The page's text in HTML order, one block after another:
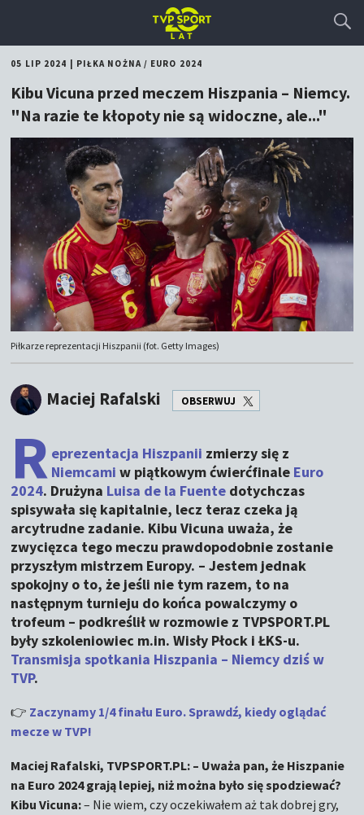
05 LIP 2024 PIŁKA NOŻNA/ EURO 2024
Kibu Vicuna przed meczem Hiszpania – Niemcy.
"Na razie te kłopoty nie są widoczne, ale..."
Piłkarze reprezentacji Hiszpanii (fot. Getty Images)
Maciej Rafalski OBSERWUJ
R eprezentacja Hiszpanii zmierzy się z
Niemcami w piątkowym ćwierćfinale Euro
2024. Drużyna Luisa de la Fuente dotychczas
spisywała się kapitalnie, lecz teraz czeka ją
arcytrudne zadanie. Kibu Vicuna uważa, że
zwycięzca tego meczu prawdopodobnie zostanie
przyszłym mistrzem Europy. – Jestem jednak
spokojny o to, że jeśli nie tym razem, to na
następnym turnieju do końca powalczymy o
trofeum – podkreślił w rozmowie z TVPSPORT.PL
były szkoleniowiec m.in. Wisły Płock i ŁKS-u.
Transmisja spotkania Hiszpania – Niemcy dziś w
TVP.
👉 Zaczynamy 1/4 finału Euro. Sprawdź, kiedy oglądać
mecze w TVP!
Maciej Rafalski, TVPSPORT.PL: – Uważa pan, że Hiszpanie
na Euro 2024 grają lepiej, niż można było się spodziewać?
Kibu Vicuna:– Nie wiem, czy oczekiwałem aż tak dobrej gry,